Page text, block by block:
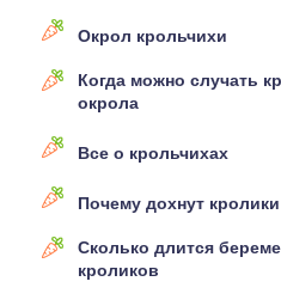
Окрол крольчихи
Когда можно случать
окрола
Все о крольчихах
Почему дохнут кролики
Сколько длится
кроликов